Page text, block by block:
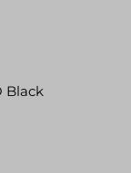
Black